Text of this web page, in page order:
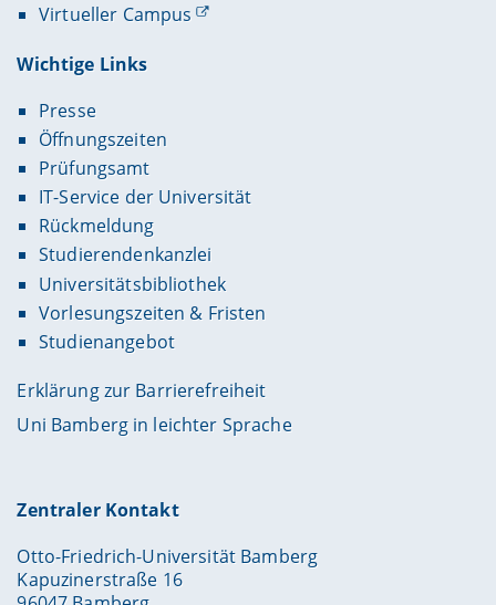
Virtueller Campus
Wichtige Links
Presse
Öffnungszeiten
Prüfungsamt
IT-Service der Universität
Rückmeldung
Studierendenkanzlei
Universitätsbibliothek
Vorlesungszeiten & Fristen
Studienangebot
Erklärung zur Barrierefreiheit
Uni Bamberg in leichter Sprache
Zentraler Kontakt
Otto-Friedrich-Universität Bamberg
Kapuzinerstraße 16